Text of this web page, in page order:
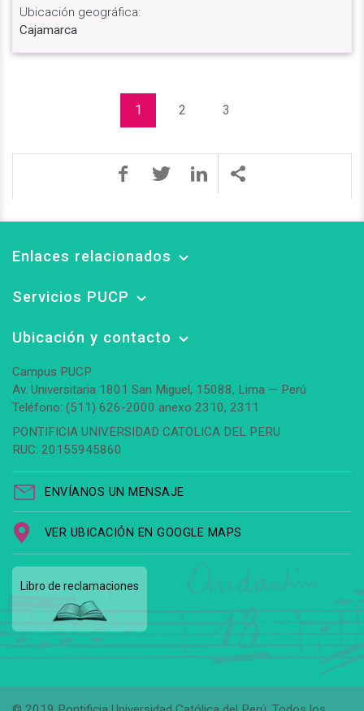
Ubicación geográfica:
Cajamarca
1 2 3
Enlaces relacionados
Servicios PUCP
Ubicación y contacto
Campus PUCP
Av. Universitaria 1801 San Miguel, 15088, Lima — Perú
Teléfono: (511) 626-2000 anexo 2310, 2311
PONTIFICIA UNIVERSIDAD CATOLICA DEL PERU
RUC: 20155945860
ENVÍANOS UN MENSAJE
VER UBICACIÓN EN GOOGLE MAPS
Libro de reclamaciones